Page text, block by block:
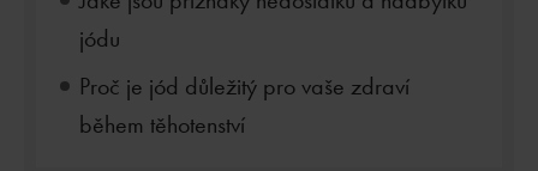
jódu
Proč je jód důležitý pro vaše zdraví
během těhotenství